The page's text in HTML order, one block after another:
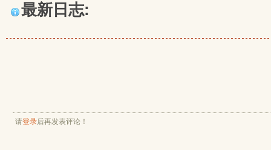
最新日志:
请登录后再发表评论！